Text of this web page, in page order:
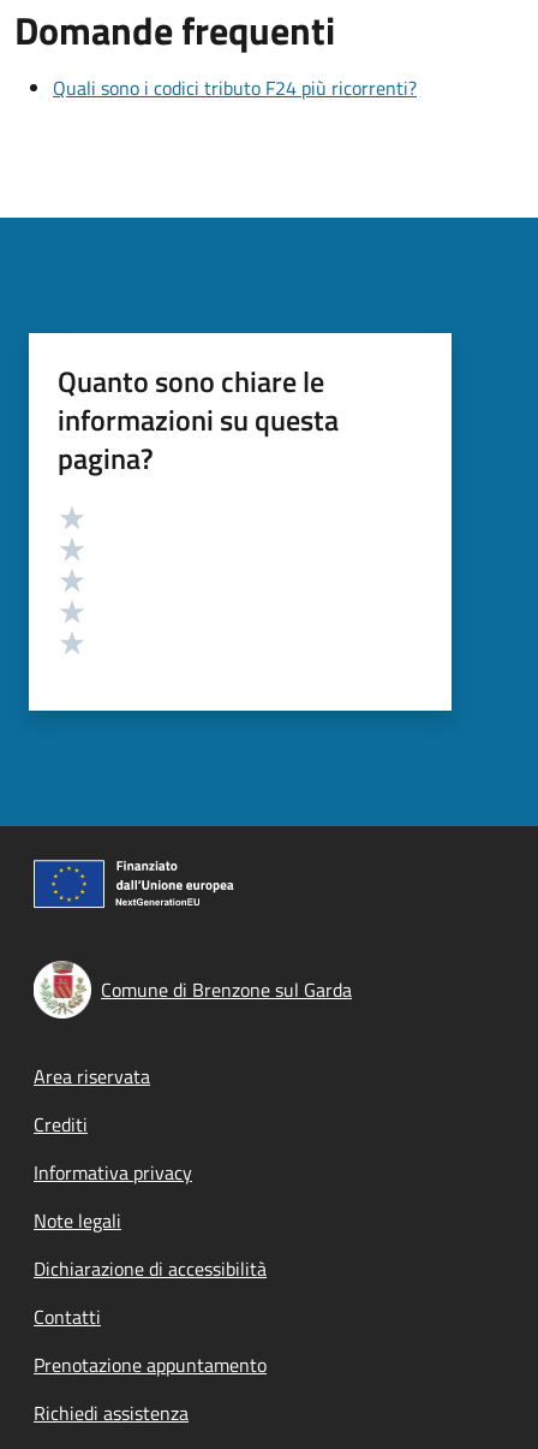
Domande frequenti
Quali sono i codici tributo F24 più ricorrenti?
Quanto sono chiare le
informazioni su questa
pagina?
Valutazione
Comune di Brenzone sul Garda
Footer menu
Area riservata
Crediti
Informativa privacy
Note legali
Dichiarazione di accessibilità
Contatti
Prenotazione appuntamento
Richiedi assistenza